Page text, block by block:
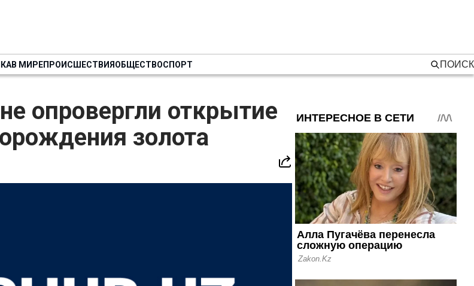
В МИРЕПРОИСШЕСТВИЯОБЩЕСТВОСПОРТ ПОИСК
опровергли открытие
золота